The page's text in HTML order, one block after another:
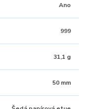
Ano
999
31,1 g
50 mm